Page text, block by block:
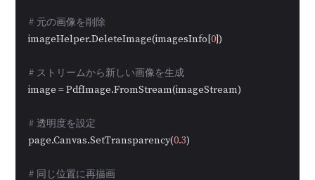
# 元の画像を削除
imageHelper.DeleteImage(imagesInfo[0])
# ストリームから新しい画像を生成
image = PdfImage.FromStream(imageStream)
# 透明度を設定
page.Canvas.SetTransparency(0.3)
# 同じ位置に再描画